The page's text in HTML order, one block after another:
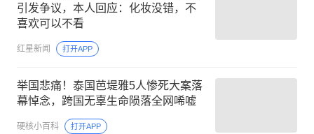
引发争议，本人回应：化妆没错，不
喜欢可以不看
红星新闻 打开APP
举国悲痛！泰国芭堤雅5人惨死大案落
幕悼念，跨国无辜生命陨落全网唏嘘
硬核小百科 打开APP